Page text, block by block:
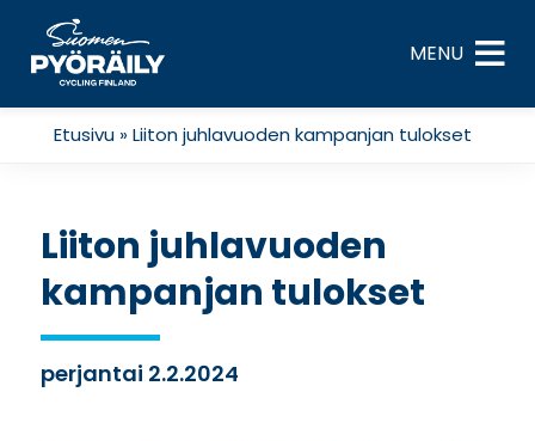
content
MENU
Etusivu»Liiton juhlavuoden kampanjan tulokset
Liiton juhlavuoden
kampanjan tulokset
perjantai 2.2.2024